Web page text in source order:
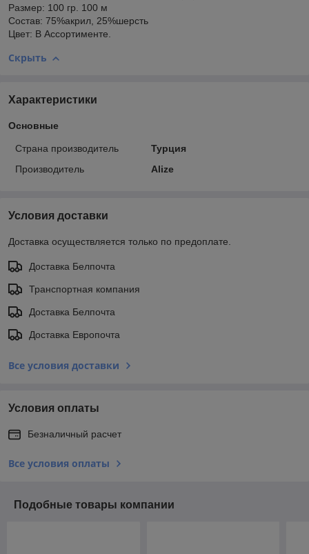
Размер: 100 гр. 100 м
Состав: 75%акрил, 25%шерсть
Цвет: В Ассортименте.
Скрыть
Характеристики
Основные
Страна производитель
Турция
Производитель
Alize
Условия доставки
Доставка осуществляется только по предоплате.
Доставка Белпочта
Транспортная компания
Доставка Белпочта
Доставка Европочта
Все условия доставки
Условия оплаты
Безналичный расчет
Все условия оплаты
Подобные товары компании